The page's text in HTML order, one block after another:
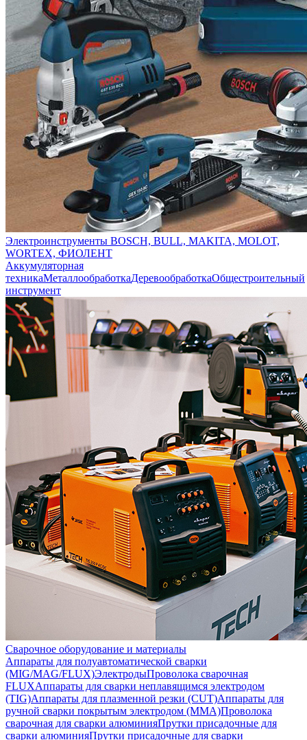
Электроинструменты BOSCH, BULL, MAKITA, MOLOT,
WORTEX, ФИОЛЕНТ
Аккумуляторная
техникаМеталлообработкаДеревообработкаОбщестроительный
инструмент
Сварочное оборудование и материалы
Аппараты для полуавтоматической сварки
(MIG/MAG/FLUX)ЭлектродыПроволока сварочная
FLUXАппараты для сварки неплавящимся электродом
(TIG)Аппараты для плазменной резки (CUT)Аппараты для
ручной сварки покрытым электродом (MMA)Проволока
сварочная для сварки алюминияПрутки присадочные для
сварки алюминияПрутки присадочные для сварки